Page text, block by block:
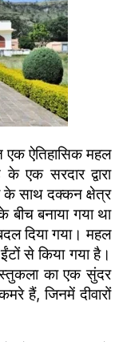
एक ऐतिहासिक महल
एक सरदार द्वारा
के साथ दक्कन क्षेत्र
बनाया गया था
दिया गया। महल
से किया गया है।
का एक सुंदर
हैं, जिनमें दीवारों